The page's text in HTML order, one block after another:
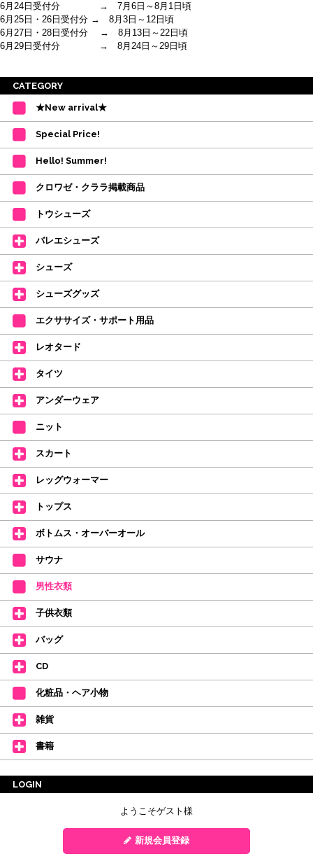
6月24日受付分 → 7月6日～8月1日頃
6月25日・26日受付分 → 8月3日～12日頃
6月27日・28日受付分 → 8月13日～22日頃
6月29日受付分 → 8月24日～29日頃
※ご注意
間を目安として下さい。
・在庫の確保は発送の直前に行います。カートに入れて注文完了となって
ご注文商品が在庫切れの場合は、上記お目安の頃にご連絡させていただき
カード決済をされたお客様は決済金額の変更をさせていただきます。
【ミルバ×たけいみき】オリジナルタオルが新登場!
レッスンのお供にはもちろん、毎日の持ち歩きやギフトにもぴったりのミル
バオリジナルタオルです。
たけいみきさんが描く「夢かわいい」バレエイラストが、そのままタオルに
なりました。
デラロミラノ2026コレクションの販売を開始しました☆
↑ご購入頂いたお客様に、デラロミラノのロゴ入りボールペンをプレゼント
中。
(お一人様1本限りになります)
価格改定のお知らせ
2026年4月1日よりシューズ全般、衣類など商品を値上げしました。
何卒ご理解いただけますようお願い申し上げます
【シューズのフィッティングについて】
全店、ご予約不要です(18:30まで)。タイツ・ソックス・トウパッドを
持参してください。
皆さまのダンスライフをサポートできるようなさまざまな商品をご紹介して
おります。
【新商品はこちらから】 ←ここをクリック♪
CATEGORY
★New arrival★
Special Price!
Hello! Summer!
クロワゼ・クララ掲載商品
トウシューズ
バレエシューズ
シューズ
シューズグッズ
エクササイズ・サポート用品
レオタード
タイツ
アンダーウェア
ニット
スカート
レッグウォーマー
トップス
ボトムス・オーバーオール
サウナ
男性衣類
子供衣類
バッグ
CD
化粧品・ヘア小物
雑貨
書籍
LOGIN
ようこそゲスト様
新規会員登録